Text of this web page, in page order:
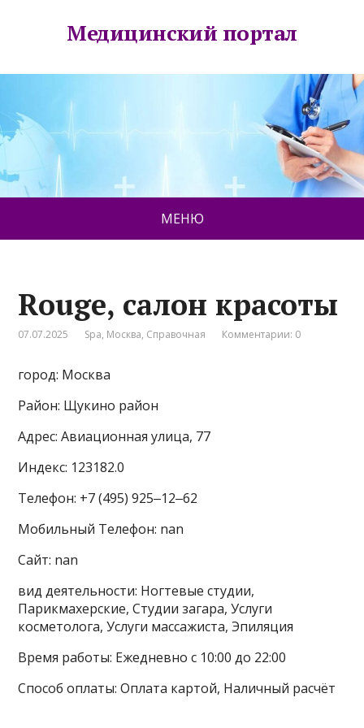
Медицинский портал
МЕНЮ
Rouge, салон красоты
07.07.2025 Spa, Москва, Справочная Комментарии: 0
город: Москва
Район: Щукино район
Адрес: Авиационная улица, 77
Индекс: 123182.0
Телефон: +7 (495) 925‒12‒62
Мобильный Телефон: nan
Сайт: nan
вид деятельности: Ногтевые студии,
Парикмахерские, Студии загара, Услуги
косметолога, Услуги массажиста, Эпиляция
Время работы: Ежедневно с 10:00 до 22:00
Способ оплаты: Оплата картой, Наличный расчёт